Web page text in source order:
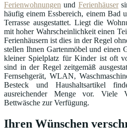
Ferienwohnungen und Ferienhäuser
häufig einem Essbereich, einem Bad
Terrasse ausgestattet. Liegt die
mit hoher Wahrscheinlichkeit einen
Ferienhäusern ist dies in der Regel
stellen Ihnen Gartenmöbel und einen
kleiner Spielplatz für Kinder ist oft
sind in der Regel zeitgemäß
Fernsehgerät, WLAN,
Besteck und Haushaltsartikel
ausreichender Menge vor. Viele
Bettwäsche zur Verfügung.
Ihren Wünschen